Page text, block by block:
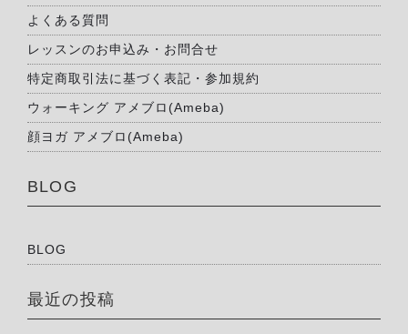
よくある質問
レッスンのお申込み・お問合せ
特定商取引法に基づく表記・参加規約
ウォーキング アメブロ(Ameba)
顔ヨガ アメブロ(Ameba)
BLOG
BLOG
最近の投稿